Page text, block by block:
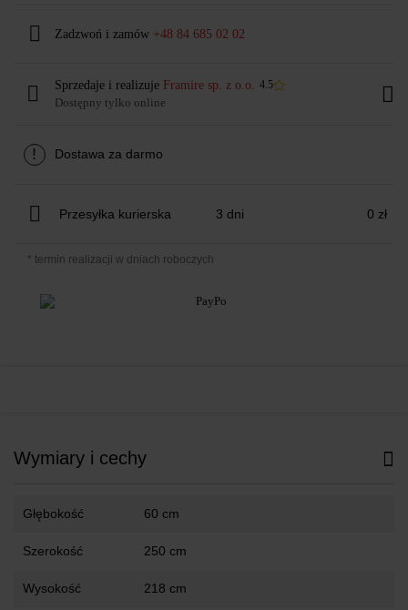
Zadzwoń i zamów +48 84 685 02 02
Sprzedaje i realizuje Framire sp. z o.o. 4.5
Dostępny tylko online
! Dostawa za darmo
Przesyłka kurierska 3 dni 0 zł
* termin realizacji w dniach roboczych
Wymiary i cechy
Głębokość 60 cm
Szerokość 250 cm
Wysokość 218 cm